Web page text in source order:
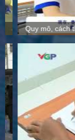
Quy mô, cách